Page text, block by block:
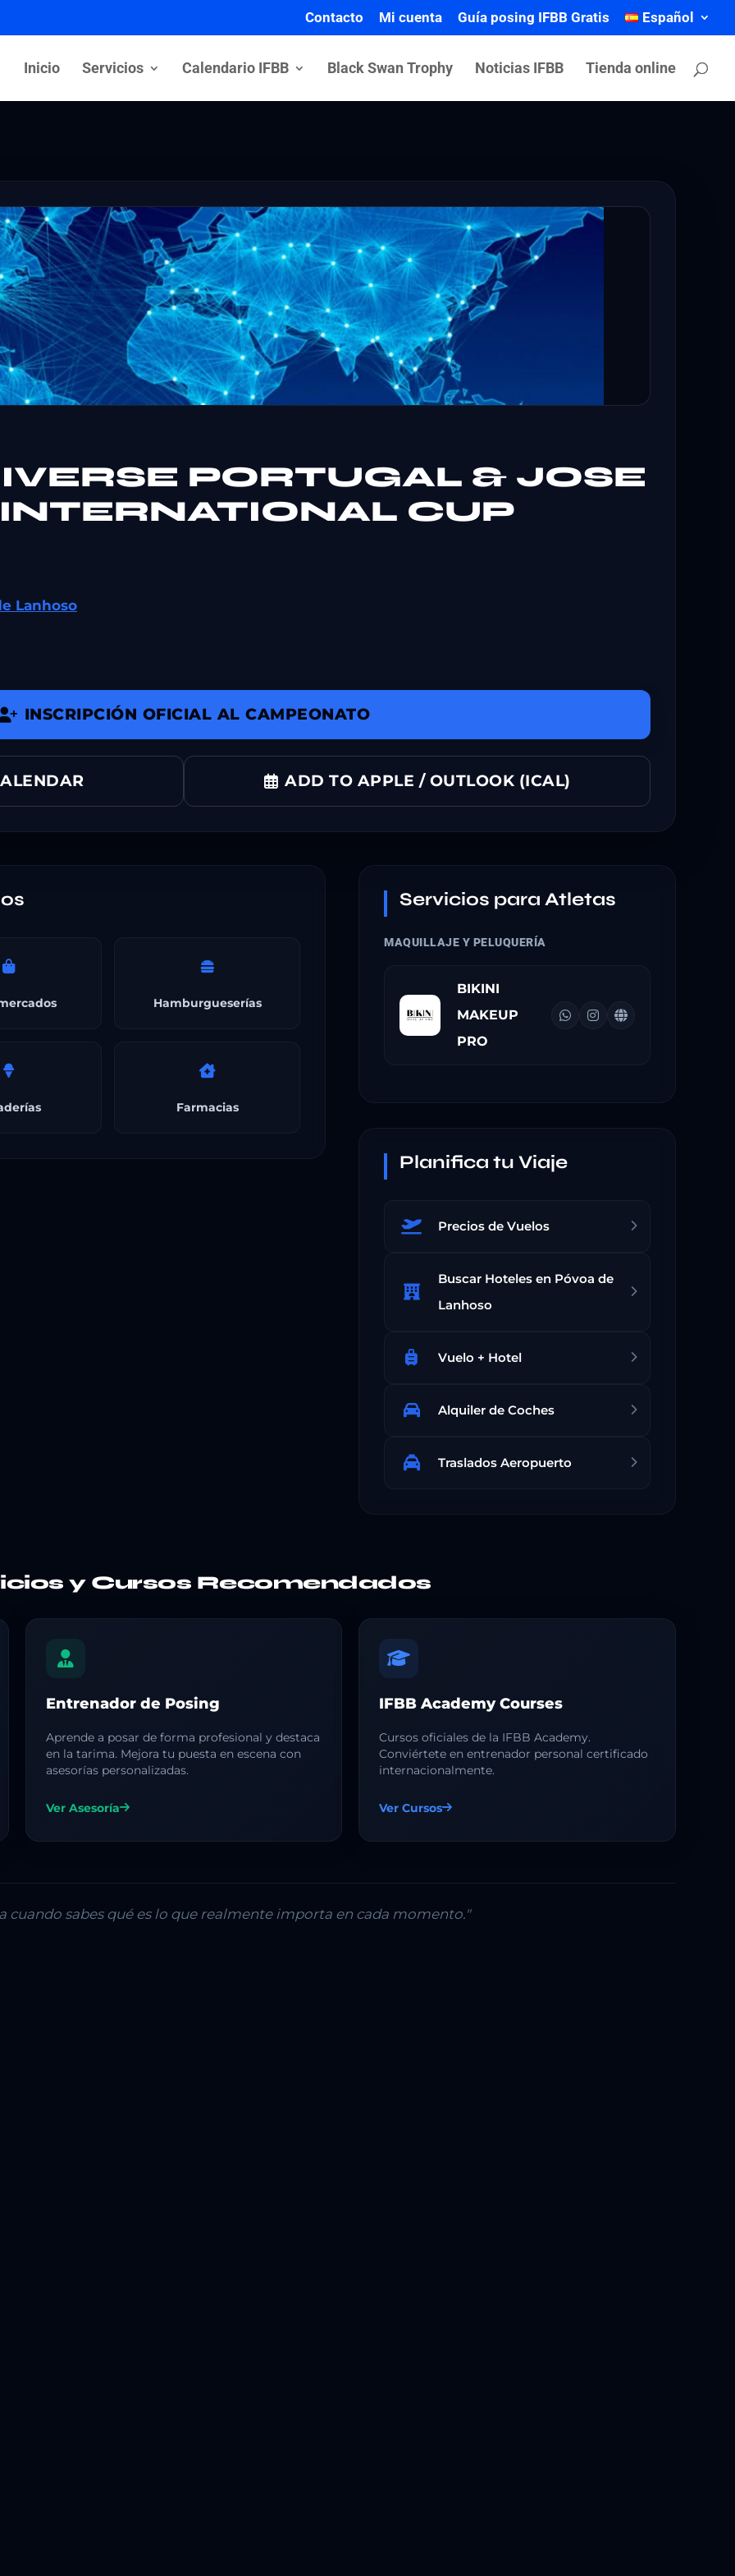
Contacto Mi cuenta Guía posing IFBB Gratis Español
Inicio Servicios Calendario IFBB Black Swan Trophy Noticias IFBB Tienda online
PORTUGAL & JOSE
CUP
Lanhoso
INSCRIPCIÓN OFICIAL AL CAMPEONATO
ADD TO APPLE / OUTLOOK (ICAL)
Hamburgueserías
Farmacias
Servicios para Atletas
MAQUILLAJE Y PELUQUERÍA
BIKINI
MAKEUP
PRO
Planifica tu Viaje
Precios de Vuelos
Buscar Hoteles en Póvoa de
Lanhoso
Vuelo + Hotel
Alquiler de Coches
Traslados Aeropuerto
y Cursos Recomendados
Entrenador de Posing
Aprende a posar de forma profesional y destaca
en la tarima. Mejora tu puesta en escena con
asesorías personalizadas.
Ver Asesoría
IFBB Academy Courses
Cursos oficiales de la IFBB Academy.
Conviértete en entrenador personal certificado
internacionalmente.
Ver Cursos
cuando sabes qué es lo que realmente importa en cada momento."